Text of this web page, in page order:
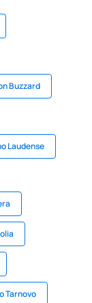
Buzzard
Laudense
Tarnovo